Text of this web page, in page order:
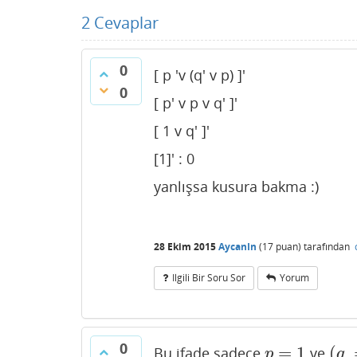
2 Cevaplar
0
0
[ p 'v (q' v p) ]'
[ p' v p v q' ]'
[ 1 v q' ]'
[1]' : 0
yanlışsa kusura bakma :)
28 Ekim 2015AycanIn (17 puan) tarafından
Ilgili Bir Soru Sor Yorum
0